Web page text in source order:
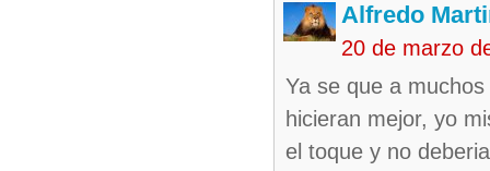
Alfredo
20 de marzo
Ya se que a
hicieran mejor, yo
el toque y no